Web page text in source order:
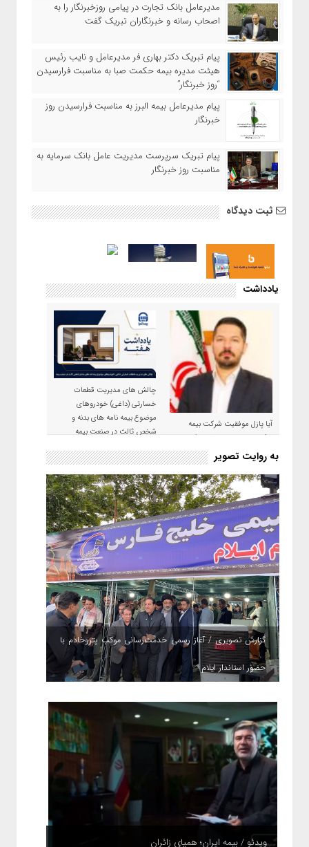
مدیرعامل بانک تجارت در پیامی روزخبرنگار را به
اصحاب رسانه و خبرنگاران تبریک گفت
پیام تبریک دکتر بهاری فر مدیرعامل و نایب رئیس
هیئت مدیره بیمه حکمت صبا به مناسبت فرارسیدن
“روز خبرنگار”
پیام مدیرعامل بیمه البرز به مناسبت فرارسیدن روز
خبرنگار
پیام تبریک سرپرست مدیریت عامل بانک سرمایه به
مناسبت روز خبرنگار
ثبت دیدگاه
یادداشت
آیا پازل موفقیت شرکت بیمه
حکمت صبا در سال ۱۴۰۵ کامل می
شود؟!
چالش های مدیریت قطعات
خسارتی (داغی) خودروهای
موضوع بیمه نامه های بدنه و
شخص ثالث در صنعت بیمه
به روایت تصویر
گزارش تصویری / آغاز رسمی خدمت‌رسانی موکب پتروخادم با
حضور استاندار ایلام
ویدئو / بیمه ایران؛ همپای زائران